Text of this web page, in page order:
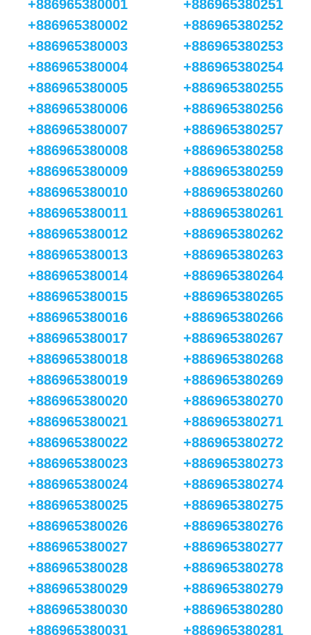
+886965380001
+886965380002
+886965380003
+886965380004
+886965380005
+886965380006
+886965380007
+886965380008
+886965380009
+886965380010
+886965380011
+886965380012
+886965380013
+886965380014
+886965380015
+886965380016
+886965380017
+886965380018
+886965380019
+886965380020
+886965380021
+886965380022
+886965380023
+886965380024
+886965380025
+886965380026
+886965380027
+886965380028
+886965380029
+886965380030
+886965380031
+886965380251
+886965380252
+886965380253
+886965380254
+886965380255
+886965380256
+886965380257
+886965380258
+886965380259
+886965380260
+886965380261
+886965380262
+886965380263
+886965380264
+886965380265
+886965380266
+886965380267
+886965380268
+886965380269
+886965380270
+886965380271
+886965380272
+886965380273
+886965380274
+886965380275
+886965380276
+886965380277
+886965380278
+886965380279
+886965380280
+886965380281